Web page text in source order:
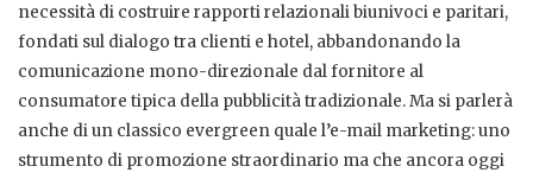
necessità di costruire rapporti relazionali biunivoci e paritari,
fondati sul dialogo tra clienti e hotel, abbandonando la
comunicazione mono-direzionale dal fornitore al
consumatore tipica della pubblicità tradizionale. Ma si parlerà
anche di un classico evergreen quale l’e-mail marketing: uno
strumento di promozione straordinario ma che ancora oggi